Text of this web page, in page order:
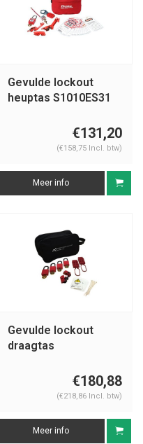
Gevulde lockout
heuptas S1010ES31
€131,20
(€158,75 Incl. btw)
Meer info
Gevulde lockout
draagtas
€180,88
(€218,86 Incl. btw)
Meer info